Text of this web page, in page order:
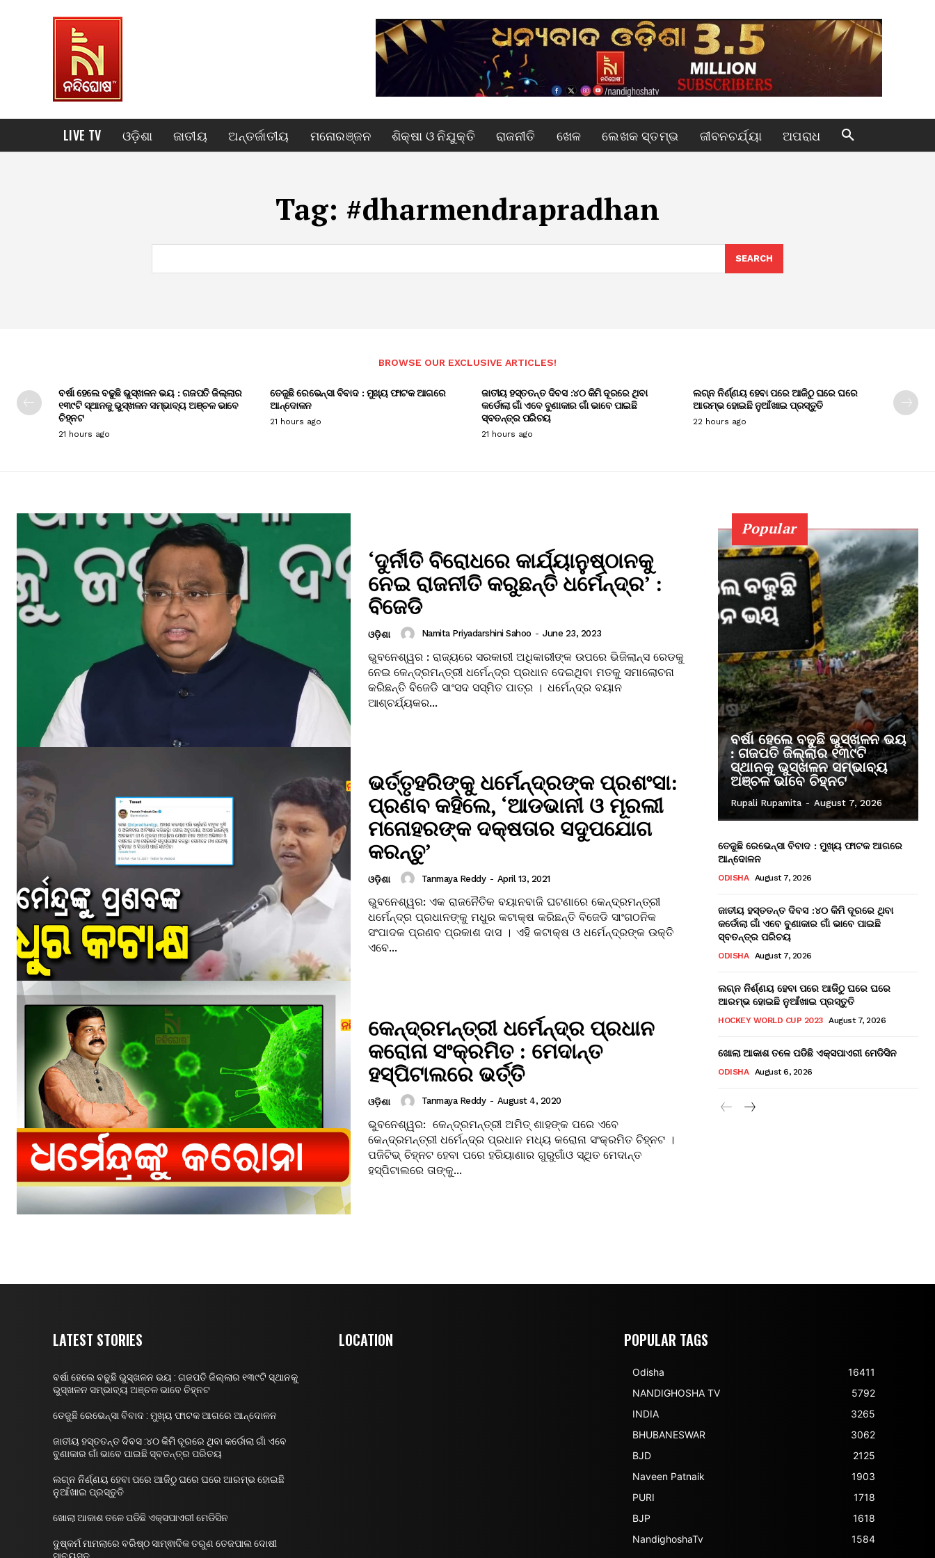
LIVE TV ଓଡ଼ିଶା ଜାତୀୟ ଅନ୍ତର୍ଜାତୀୟ ମନୋରଞ୍ଜନ ଶିକ୍ଷା ଓ ନିଯୁକ୍ତି ରାଜନୀତି ଖେଳ ଲେଖକ ସ୍ତମ୍ଭ ଜୀବନଚର୍ଯ୍ୟା ଅପରାଧ
Tag: #dharmendrapradhan
SEARCH
BROWSE OUR EXCLUSIVE ARTICLES!
ବର୍ଷା ହେଲେ ବଢୁଛି ଭୁସ୍ଖଳନ ଭୟ : ଗଜପତି ଜିଲ୍ଲାର
୧୩୯ଟି ସ୍ଥାନକୁ ଭୁସ୍ଖଳନ ସମ୍ଭାବ୍ୟ ଅଞ୍ଚଳ ଭାବେ
ଚିହ୍ନଟ
21 hours ago
ତେଜୁଛି ରେଭେନ୍ସା ବିବାଦ : ମୁଖ୍ୟ ଫାଟକ ଆଗରେ
ଆନ୍ଦୋଳନ
21 hours ago
ଜାତୀୟ ହସ୍ତତନ୍ତ ଦିବସ :୪୦ କିମି ଦୂରରେ ଥିବା
କର୍ଡୋଲା ଗାଁ ଏବେ ବୁଣାକାର ଗାଁ ଭାବେ ପାଇଛି
ସ୍ବତନ୍ତ୍ର ପରିଚୟ
21 hours ago
ଲଗ୍ନ ନିର୍ଣ୍ଣୟ ହେବା ପରେ ଆଜିଠୁ ଘରେ ଘରେ
ଆରମ୍ଭ ହୋଇଛି ନୁଆଁଖାଇ ପ୍ରସ୍ତୁତି
22 hours ago
‘ଦୁର୍ନୀତି ବିରୋଧରେ କାର୍ଯ୍ୟାନୁଷ୍ଠାନକୁ
ନେଇ ରାଜନୀତି କରୁଛନ୍ତି ଧର୍ମେନ୍ଦ୍ର’ :
ବିଜେଡି
ଓଡ଼ିଶା Namita Priyadarshini Sahoo - June 23, 2023
ଭୁବନେଶ୍ୱର : ରାଜ୍ୟରେ ସରକାରୀ ଅଧିକାରୀଙ୍କ ଉପରେ ଭିଜିଲାନ୍ସ ରେଡକୁ
ନେଇ କେନ୍ଦ୍ରମନ୍ତ୍ରୀ ଧର୍ମେନ୍ଦ୍ର ପ୍ରଧାନ ଦେଇଥିବା ମତକୁ ସମାଲୋଚନା
କରିଛନ୍ତି ବିଜେଡି ସାଂସଦ ସସ୍ମିତ ପାତ୍ର । ଧର୍ମେନ୍ଦ୍ର ବୟାନ
ଆଶ୍ଚର୍ଯ୍ୟକର...
ଭର୍ତ୍ତୃହରିଙ୍କୁ ଧର୍ମେନ୍ଦ୍ରଙ୍କ ପ୍ରଶଂସା:
ପ୍ରଣବ କହିଲେ, ‘ଆଡଭାନୀ ଓ ମୂରଲୀ
ମନୋହରଙ୍କ ଦକ୍ଷତାର ସଦୁପଯୋଗ
କରନ୍ତୁ’
ଓଡ଼ିଶା Tanmaya Reddy - April 13, 2021
ଭୁବନେଶ୍ୱର: ଏକ ରାଜନୈତିକ ବୟାନବାଜି ଘଟଣାରେ କେନ୍ଦ୍ରମନ୍ତ୍ରୀ
ଧର୍ମେନ୍ଦ୍ର ପ୍ରଧାନଙ୍କୁ ମଧୁର କଟାକ୍ଷ କରିଛନ୍ତି ବିଜେଡି ସାଂଗଠନିକ
ସଂପାଦକ ପ୍ରଣବ ପ୍ରକାଶ ଦାସ । ଏହି କଟାକ୍ଷ ଓ ଧର୍ମେନ୍ଦ୍ରଙ୍କ ଉକ୍ତି
ଏବେ...
କେନ୍ଦ୍ରମନ୍ତ୍ରୀ ଧର୍ମେନ୍ଦ୍ର ପ୍ରଧାନ
କରୋନା ସଂକ୍ରମିତ : ମେଦାନ୍ତ
ହସ୍ପିଟାଲରେ ଭର୍ତ୍ତି
ଓଡ଼ିଶା Tanmaya Reddy - August 4, 2020
ଭୁବନେଶ୍ୱର: କେନ୍ଦ୍ରମନ୍ତ୍ରୀ ଅମିତ୍ ଶାହଙ୍କ ପରେ ଏବେ
କେନ୍ଦ୍ରମନ୍ତ୍ରୀ ଧର୍ମେନ୍ଦ୍ର ପ୍ରଧାନ ମଧ୍ୟ କରୋନା ସଂକ୍ରମିତ ଚିହ୍ନଟ ।
ପଜିଟିଭ୍ ଚିହ୍ନଟ ହେବା ପରେ ହରିୟାଣାର ଗୁରୁଗାଁଓ ସ୍ଥିତ ମେଦାନ୍ତ
ହସ୍ପିଟାଲରେ ତାଙ୍କୁ...
Popular
ବର୍ଷା ହେଲେ ବଢୁଛି ଭୁସ୍ଖଳନ ଭୟ
: ଗଜପତି ଜିଲ୍ଲାର ୧୩୯ଟି
ସ୍ଥାନକୁ ଭୁସ୍ଖଳନ ସମ୍ଭାବ୍ୟ
ଅଞ୍ଚଳ ଭାବେ ଚିହ୍ନଟ
Rupali Rupamita - August 7, 2026
ତେଜୁଛି ରେଭେନ୍ସା ବିବାଦ : ମୁଖ୍ୟ ଫାଟକ ଆଗରେ
ଆନ୍ଦୋଳନ
ODISHA August 7, 2026
ଜାତୀୟ ହସ୍ତତନ୍ତ ଦିବସ :୪୦ କିମି ଦୂରରେ ଥିବା
କର୍ଡୋଲା ଗାଁ ଏବେ ବୁଣାକାର ଗାଁ ଭାବେ ପାଇଛି
ସ୍ବତନ୍ତ୍ର ପରିଚୟ
ODISHA August 7, 2026
ଲଗ୍ନ ନିର୍ଣ୍ଣୟ ହେବା ପରେ ଆଜିଠୁ ଘରେ ଘରେ
ଆରମ୍ଭ ହୋଇଛି ନୁଆଁଖାଇ ପ୍ରସ୍ତୁତି
HOCKEY WORLD CUP 2023 August 7, 2026
ଖୋଲା ଆକାଶ ତଳେ ପଡିଛି ଏକ୍ସପାଏରୀ ମେଡିସିନ
ODISHA August 6, 2026
LATEST STORIES
ବର୍ଷା ହେଲେ ବଢୁଛି ଭୁସ୍ଖଳନ ଭୟ : ଗଜପତି ଜିଲ୍ଲାର ୧୩୯ଟି ସ୍ଥାନକୁ
ଭୁସ୍ଖଳନ ସମ୍ଭାବ୍ୟ ଅଞ୍ଚଳ ଭାବେ ଚିହ୍ନଟ
ତେଜୁଛି ରେଭେନ୍ସା ବିବାଦ : ମୁଖ୍ୟ ଫାଟକ ଆଗରେ ଆନ୍ଦୋଳନ
ଜାତୀୟ ହସ୍ତତନ୍ତ ଦିବସ :୪୦ କିମି ଦୂରରେ ଥିବା କର୍ଡୋଲା ଗାଁ ଏବେ
ବୁଣାକାର ଗାଁ ଭାବେ ପାଇଛି ସ୍ବତନ୍ତ୍ର ପରିଚୟ
ଲଗ୍ନ ନିର୍ଣ୍ଣୟ ହେବା ପରେ ଆଜିଠୁ ଘରେ ଘରେ ଆରମ୍ଭ ହୋଇଛି
ନୁଆଁଖାଇ ପ୍ରସ୍ତୁତି
ଖୋଲା ଆକାଶ ତଳେ ପଡିଛି ଏକ୍ସପାଏରୀ ମେଡିସିନ
ଦୁଷ୍କର୍ମ ମାମଲାରେ ବରିଷ୍ଠ ସାମ୍ଵାଦିକ ତରୁଣ ତେଜପାଲ ଦୋଷୀ
ସାବ୍ୟସ୍ତ
LOCATION POPULAR TAGS
Odisha
16411
NANDIGHOSHA TV
5792
INDIA
3265
BHUBANESWAR
3062
BJD
2125
Naveen Patnaik
1903
PURI
1718
BJP
1618
NandighoshaTv
1584